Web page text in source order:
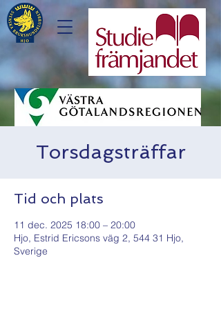
Torsdagsträffar
Tid och plats
11 dec. 2025 18:00 – 20:00
Hjo, Estrid Ericsons väg 2, 544 31 Hjo,
Sverige